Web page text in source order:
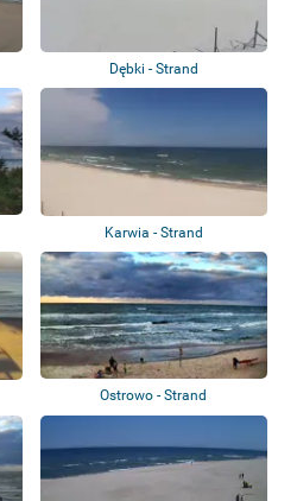
Dębki - Strand
Karwia - Strand
Ostrowo - Strand